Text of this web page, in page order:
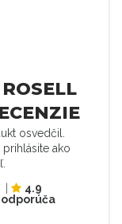
osvedčil.
ako
4.9
odporúča